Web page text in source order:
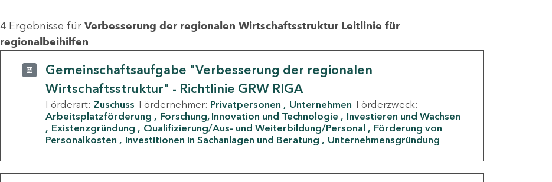
4 Ergebnisse für Verbesserung der regionalen Wirtschaftsstruktur Leitlinie für
regionalbeihilfen
Gemeinschaftsaufgabe "Verbesserung der regionalen
Wirtschaftsstruktur" - Richtlinie GRW RIGA
Förderart: Zuschuss Fördernehmer: Privatpersonen Unternehmen Förderzweck:
Arbeitsplatzförderung
Forschung, Innovation und Technologie
Investieren und Wachsen
Existenzgründung
Qualifizierung/Aus- und Weiterbildung/Personal
Förderung von
Personalkosten
Investitionen in Sachanlagen und Beratung Unternehmensgründung